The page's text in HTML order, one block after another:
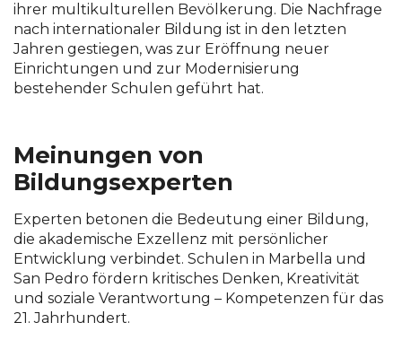
ihrer multikulturellen Bevölkerung. Die Nachfrage
nach internationaler Bildung ist in den letzten
Jahren gestiegen, was zur Eröffnung neuer
Einrichtungen und zur Modernisierung
bestehender Schulen geführt hat.
Meinungen von
Bildungsexperten
Experten betonen die Bedeutung einer Bildung,
die akademische Exzellenz mit persönlicher
Entwicklung verbindet. Schulen in Marbella und
San Pedro fördern kritisches Denken, Kreativität
und soziale Verantwortung – Kompetenzen für das
21. Jahrhundert.